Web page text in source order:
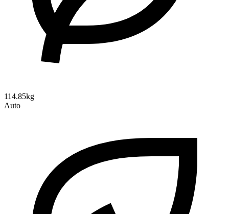
114.85kg
Auto